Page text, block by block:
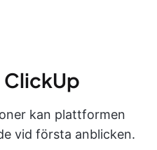
ClickUp
kan plattformen
vid första anblicken.